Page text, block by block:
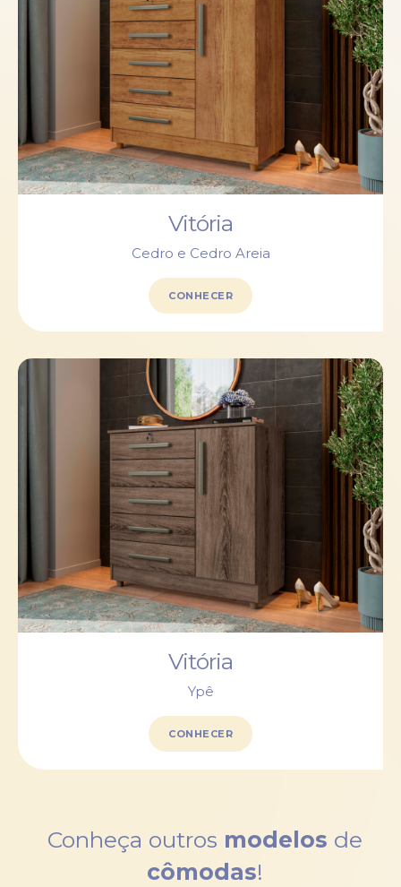
Vitória
Cedro e Cedro Areia
CONHECER
Vitória
Ypê
CONHECER
Conheça outros modelos de
cômodas!